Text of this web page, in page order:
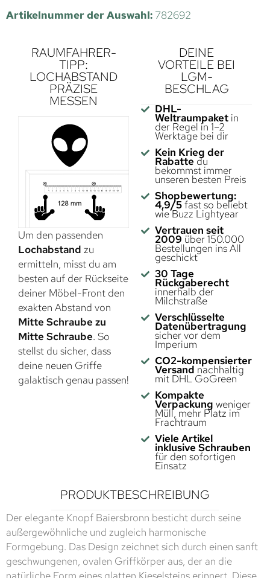
Artikelnummer der Auswahl: 782692
RAUMFAHRER-
TIPP:
LOCHABSTAND
PRÄZISE
MESSEN
Um den passenden
Lochabstand zu
ermitteln, misst du am
besten auf der Rückseite
deiner Möbel-Front den
exakten Abstand von
Mitte Schraube zu
Mitte Schraube. So
stellst du sicher, dass
deine neuen Griffe
galaktisch genau passen!
DEINE
VORTEILE BEI
LGM-
BESCHLAG
DHL-
Weltraumpaketin
der Regel in 1–2
Werktage bei dir
Kein Krieg der
Rabatte du
bekommst immer
unseren besten Preis
Shopbewertung:
4,9/5fast so beliebt
wie Buzz Lightyear
Vertrauen seit
2009 über 150.000
Bestellungen ins All
geschickt
30 Tage
Rückgaberecht
innerhalb der
Milchstraße
Verschlüsselte
Datenübertragung
sicher vor dem
Imperium
CO2-kompensierter
Versand nachhaltig
mit DHL GoGreen
Kompakte
Verpackung weniger
Müll, mehr Platz im
Frachtraum
Viele Artikel
inklusive Schrauben
für den sofortigen
Einsatz
PRODUKTBESCHREIBUNG
Der elegante Knopf Baiersbronn besticht durch seine
außergewöhnliche und zugleich harmonische
Formgebung. Das Design zeichnet sich durch einen sanft
geschwungenen, ovalen Griffkörper aus, der an die